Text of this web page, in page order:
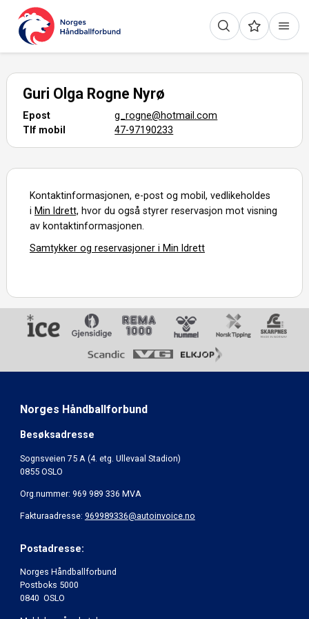
Guri Olga Rogne Nyrø
Epost
g_rogne@hotmail.com
Tlf mobil
47-97190233
Kontaktinformasjonen, e-post og mobil, vedlikeholdes
i Min Idrett, hvor du også styrer reservasjon mot visning
av kontaktinformasjonen.
Samtykker og reservasjoner i Min Idrett
Norges Håndballforbund
Besøksadresse
Sognsveien 75 A (4. etg. Ullevaal Stadion)
0855 OSLO
Org.nummer: 969 989 336 MVA
Fakturaadresse: 969989336@autoinvoice.no
Postadresse:
Norges Håndballforbund
Postboks 5000
0840 OSLO